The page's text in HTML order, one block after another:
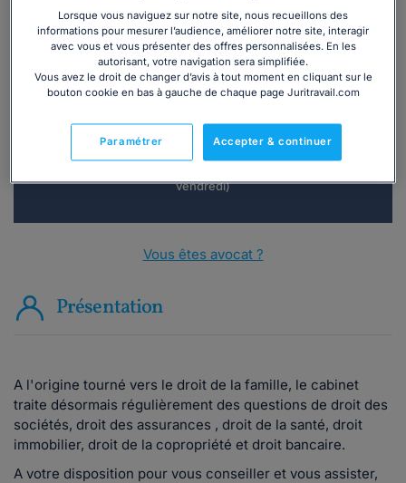
Vous souhaitez une consultation par
téléphone ?
Consulter immédiatement
vendredi)
Vous êtes avocat ?
Présentation
A l'origine tourné vers le droit de la famille, le cabinet
traite désormais régulièrement des questions de droit des
sociétés, droit des assurances , droit de la santé, droit
immobilier, droit de la copropriété et droit bancaire.
A votre disposition pour vous conseiller et vous assister,
Lorsque vous naviguez sur notre site, nous recueillons des
informations pour mesurer l’audience, améliorer notre site, interagir
avec vous et vous présenter des offres personnalisées. En les
autorisant, votre navigation sera simplifiée.
Vous avez le droit de changer d’avis à tout moment en cliquant sur le
bouton cookie en bas à gauche de chaque page Juritravail.com
Accepter & continuer
Paramétrer